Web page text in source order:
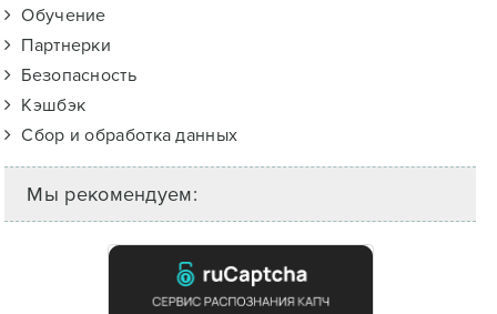
Обучение
Партнерки
Безопасность
Кэшбэк
Сбор и обработка данных
Мы рекомендуем: